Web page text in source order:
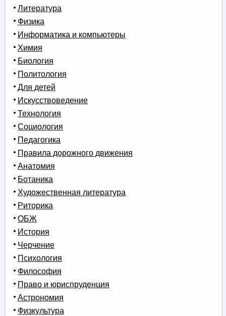
Литература
Физика
Информатика и компьютеры
Химия
Биология
Политология
Для детей
Искусствоведение
Технология
Социология
Педагогика
Правила дорожного движения
Анатомия
Ботаника
Художественная литература
Риторика
ОБЖ
История
Черчение
Психология
Философия
Право и юриспруденция
Астрономия
Физкультура